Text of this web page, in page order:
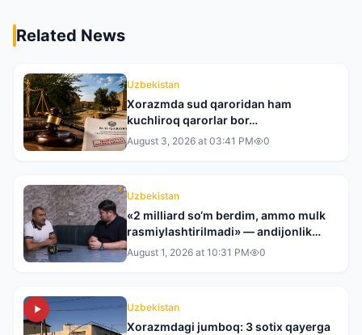
Related News
Uzbekistan
Xorazmda sud qaroridan ham
kuchliroq qarorlar bor…
August 3, 2026 at 03:41 PM 0
Uzbekistan
«2 milliard so‘m berdim, ammo mulk
rasmiylashtirilmadi» — andijonlik
tadbirkor tergovdan norozi
August 1, 2026 at 10:31 PM 0
Uzbekistan
Xorazmdagi jumboq: 3 sotix qayerga